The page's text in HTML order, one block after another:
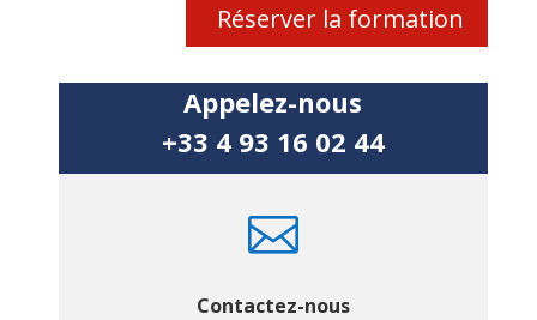
Réserver la formation
Appelez-nous
+33 4 93 16 02 44

Contactez-nous